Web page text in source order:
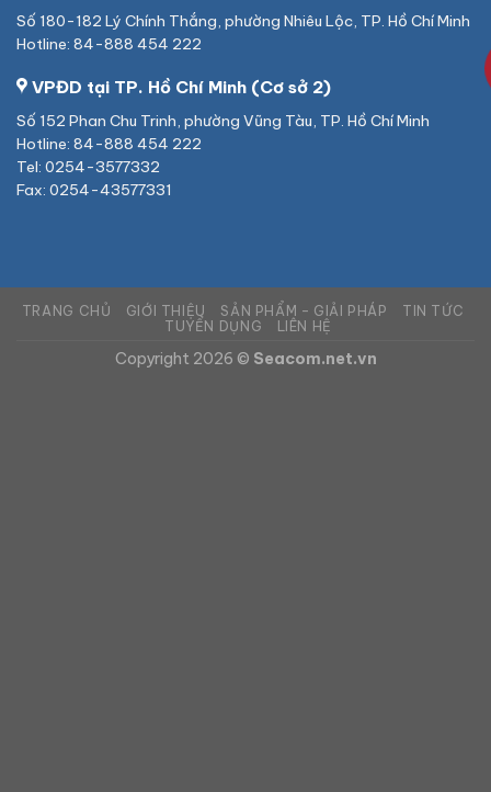
Số 180-182 Lý Chính Thắng, phường Nhiêu Lộc, TP. Hồ Chí Minh
Hotline: 84-888 454 222
VPĐD tại TP. Hồ Chí Minh (Cơ sở 2)
Số 152 Phan Chu Trinh, phường Vũng Tàu, TP. Hồ Chí Minh
Hotline: 84-888 454 222
Tel: 0254-3577332
Fax: 0254-43577331
TRANG CHỦ GIỚI THIỆU SẢN PHẨM – GIẢI PHÁP
TIN TỨC
TUYỂN DỤNG
LIÊN HỆ
Copyright 2026 © Seacom.net.vn